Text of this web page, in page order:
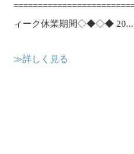
ィーク休業期間◇◆◇◆ 20...
≫詳しく見る